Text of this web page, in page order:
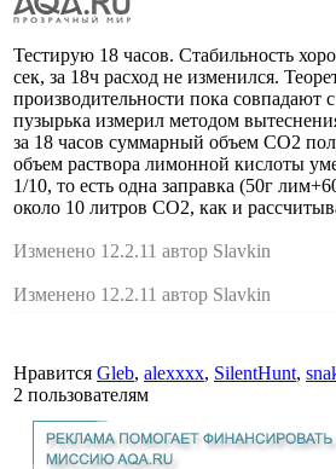
Тестирую 18 часов. Стабильность
сек, за 18ч расход не изменился.
производительности пока совпадают
пузырька измерил методом
за 18 часов суммарный объем СО2
объем раствора лимонной кислоты
1/10, то есть одна заправка (50г
около 10 литров СО2, как и
Изменено 12.2.11 автор Slavkin
Изменено 12.2.11 автор Slavkin
Нравится Gleb, alexxxx, SilentHunt,
2 пользователям